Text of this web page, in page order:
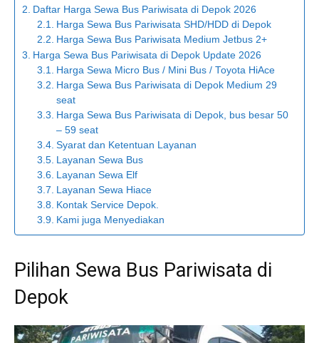
Daftar Harga Sewa Bus Pariwisata di Depok 2026
Harga Sewa Bus Pariwisata SHD/HDD di Depok
Harga Sewa Bus Pariwisata Medium Jetbus 2+
Harga Sewa Bus Pariwisata di Depok Update 2026
Harga Sewa Micro Bus / Mini Bus / Toyota HiAce
Harga Sewa Bus Pariwisata di Depok Medium 29
seat
Harga Sewa Bus Pariwisata di Depok, bus besar 50
– 59 seat
Syarat dan Ketentuan Layanan
Layanan Sewa Bus
Layanan Sewa Elf
Layanan Sewa Hiace
Kontak Service Depok.
Kami juga Menyediakan
Pilihan Sewa Bus Pariwisata di
Depok